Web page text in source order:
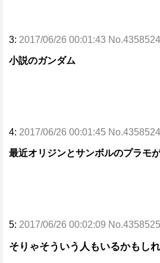
3: 2017/06/26 00:01:43
小説のガンダム
4: 2017/06/26 00:01:45
最近オリジンとサンボルのプラモ
5: 2017/06/26 00:02:09
そりゃそういう人もいるかもし